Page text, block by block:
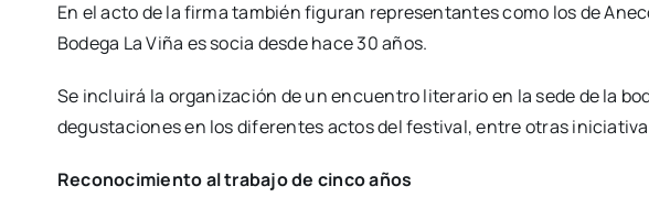
En el acto de la fir­ma tam­bién figu­ran repre­sen­tan­tes como los de
Bode­ga La Viña es socia des­de hace 30 años.
Se inclui­rá la orga­ni­za­ción de un encuen­tro lite­ra­rio en la sede de la
degus­ta­cio­nes en los dife­ren­tes actos del fes­ti­val, entre otras
Reco­no­ci­mien­to al tra­ba­jo de cin­co años